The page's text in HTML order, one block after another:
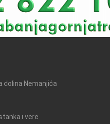
dolina Nemanjića
i vere